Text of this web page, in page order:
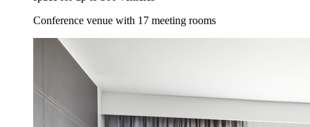
Conference venue with 17 meeting rooms